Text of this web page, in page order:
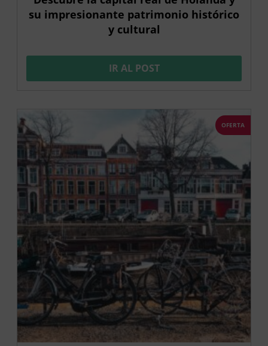
su impresionante patrimonio histórico
y cultural
IR AL POST
OFERTA